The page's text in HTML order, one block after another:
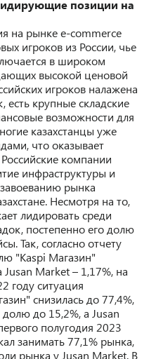
позиции на
на рынке e-commerce
игроков из России, чье
в широком
высокой ценовой
игроков налажена
есть крупные складские
возможности для
казахстанцы уже
что оказывает
компании
инфраструктуры и
завоеванию рынка
Несмотря на то,
лидировать среди
постепенно его долю
Так, согласно отчету
"Kaspi Магазин"
Market – 1,17%, на
году ситуация
снизилась до 77,4%,
до 15,2%, а Jusan
полугодия 2023
занимать 77,1% рынка,
рынка у Jusan Market. В